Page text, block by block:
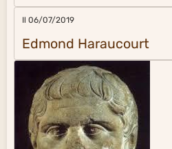
Il 06/07/2019
Edmond Haraucourt